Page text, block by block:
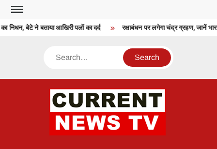
Skip
contentबेटे ने बताया आखिरी पलों का दर्द रक्षाबंधन पर लगेगा चंद्र ग्रहण, जानें
Search